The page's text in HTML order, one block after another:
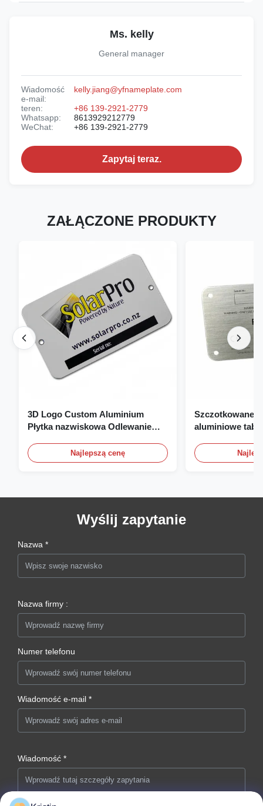
Ms. kelly
General manager
Wiadomość
e-mail:
kelly.jiang@yfnameplate.com
teren:
+86 139-2921-2779
Whatsapp:
8613929212779
WeChat:
+86 139-2921-2779
Zapytaj teraz.
ZAŁĄCZONE PRODUKTY
3D Logo Custom Aluminium
Płytka nazwiskowa Odlewanie
nazwiskowaNajlepszą cenę
Szczotkowane,
aluminiowe
niestandardowe
znamionowe z
Wyślij zapytanie
Nazwa *
Nazwa firmy :
Numer telefonu
Wiadomość e-mail *
Wiadomość *